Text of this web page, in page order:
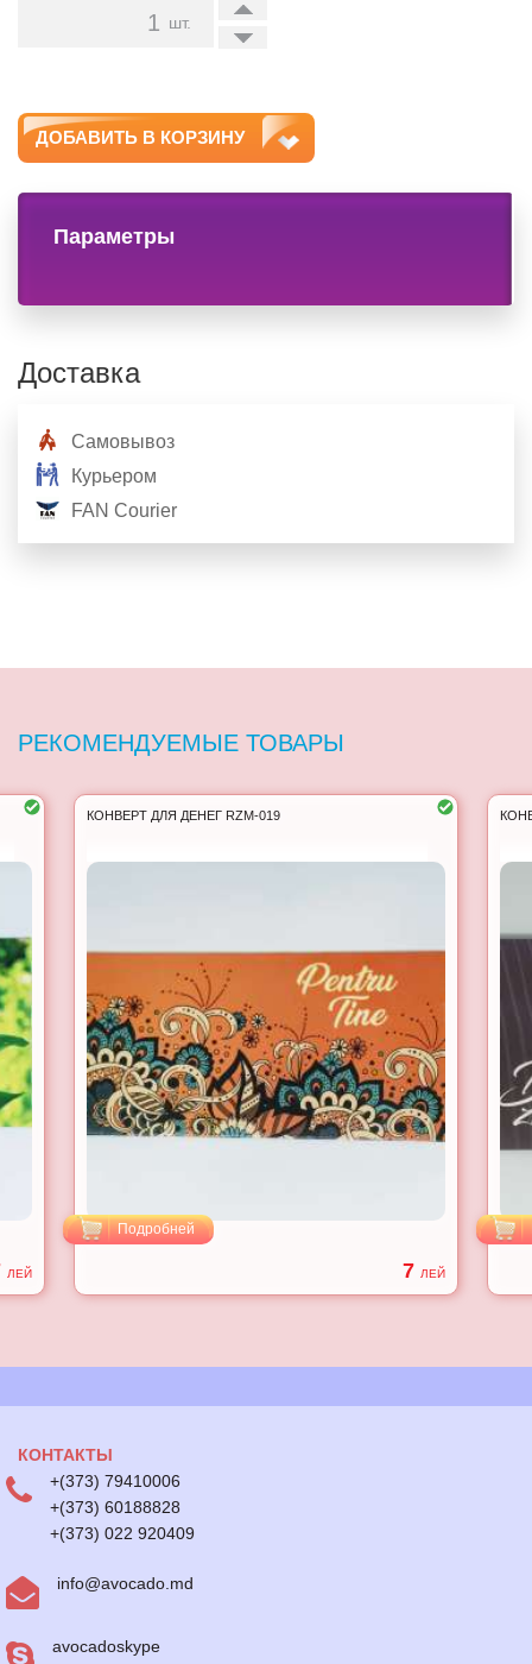
+
-
шт.
ДОБАВИТЬ В КОРЗИНУ
Параметры
Доставка
Самовывоз
Курьером
FAN Courier
РЕКОМЕНДУЕМЫЕ ТОВАРЫ
ЛЕЙ
КОНВЕРТ ДЛЯ ДЕНЕГ RZM-019
Подробней
7 ЛЕЙ
КОНТАКТЫ
+(373) 79410006
+(373) 60188828
+(373) 022 920409
info@avocado.md
avocadoskype